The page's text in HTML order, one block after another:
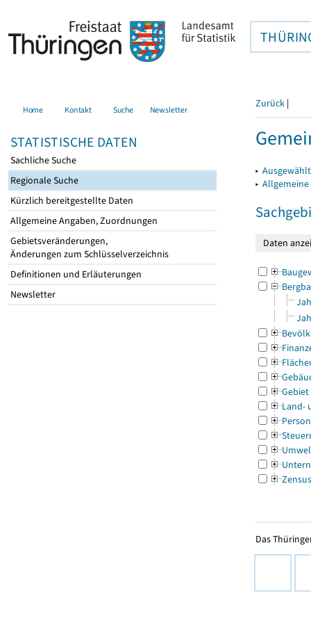
Home Kontakt Suche Newsletter
STATISTISCHE DATEN
Sachliche Suche
Regionale Suche
Kürzlich bereitgestellte Daten
Allgemeine Angaben, Zuordnungen
Gebietsveränderungen,
Änderungen zum Schlüsselverzeichnis
Definitionen und Erläuterungen
Newsletter
Zurück |
▸
▸
Gebiet
Land-
Zensus
Das